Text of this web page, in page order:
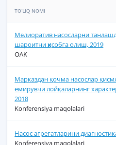
TO‘LIQ NOMI
Мелиоратив насосларни
шароитни ҳисобга олиш, 2019
OAK
Марказдан қочма насослар
емирувчи лойқаларнинг
2018
Konferensiya maqolalari
Насос агрегатларини